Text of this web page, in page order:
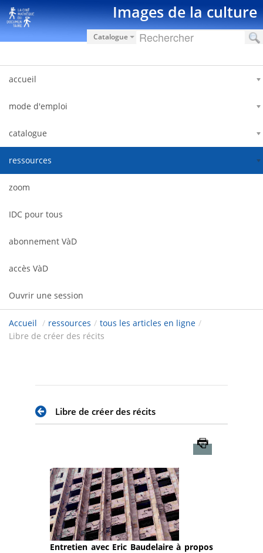
Saut au contenu Images de la culture
Catalogue
accueil
mode d'emploi
catalogue
ressources
zoom
IDC pour tous
abonnement VàD
accès VàD
Ouvrir une session
Accueil / ressources / tous les articles en ligne /
Libre de créer des récits
Libre de créer des récits
Entretien avec Eric Baudelaire à propos